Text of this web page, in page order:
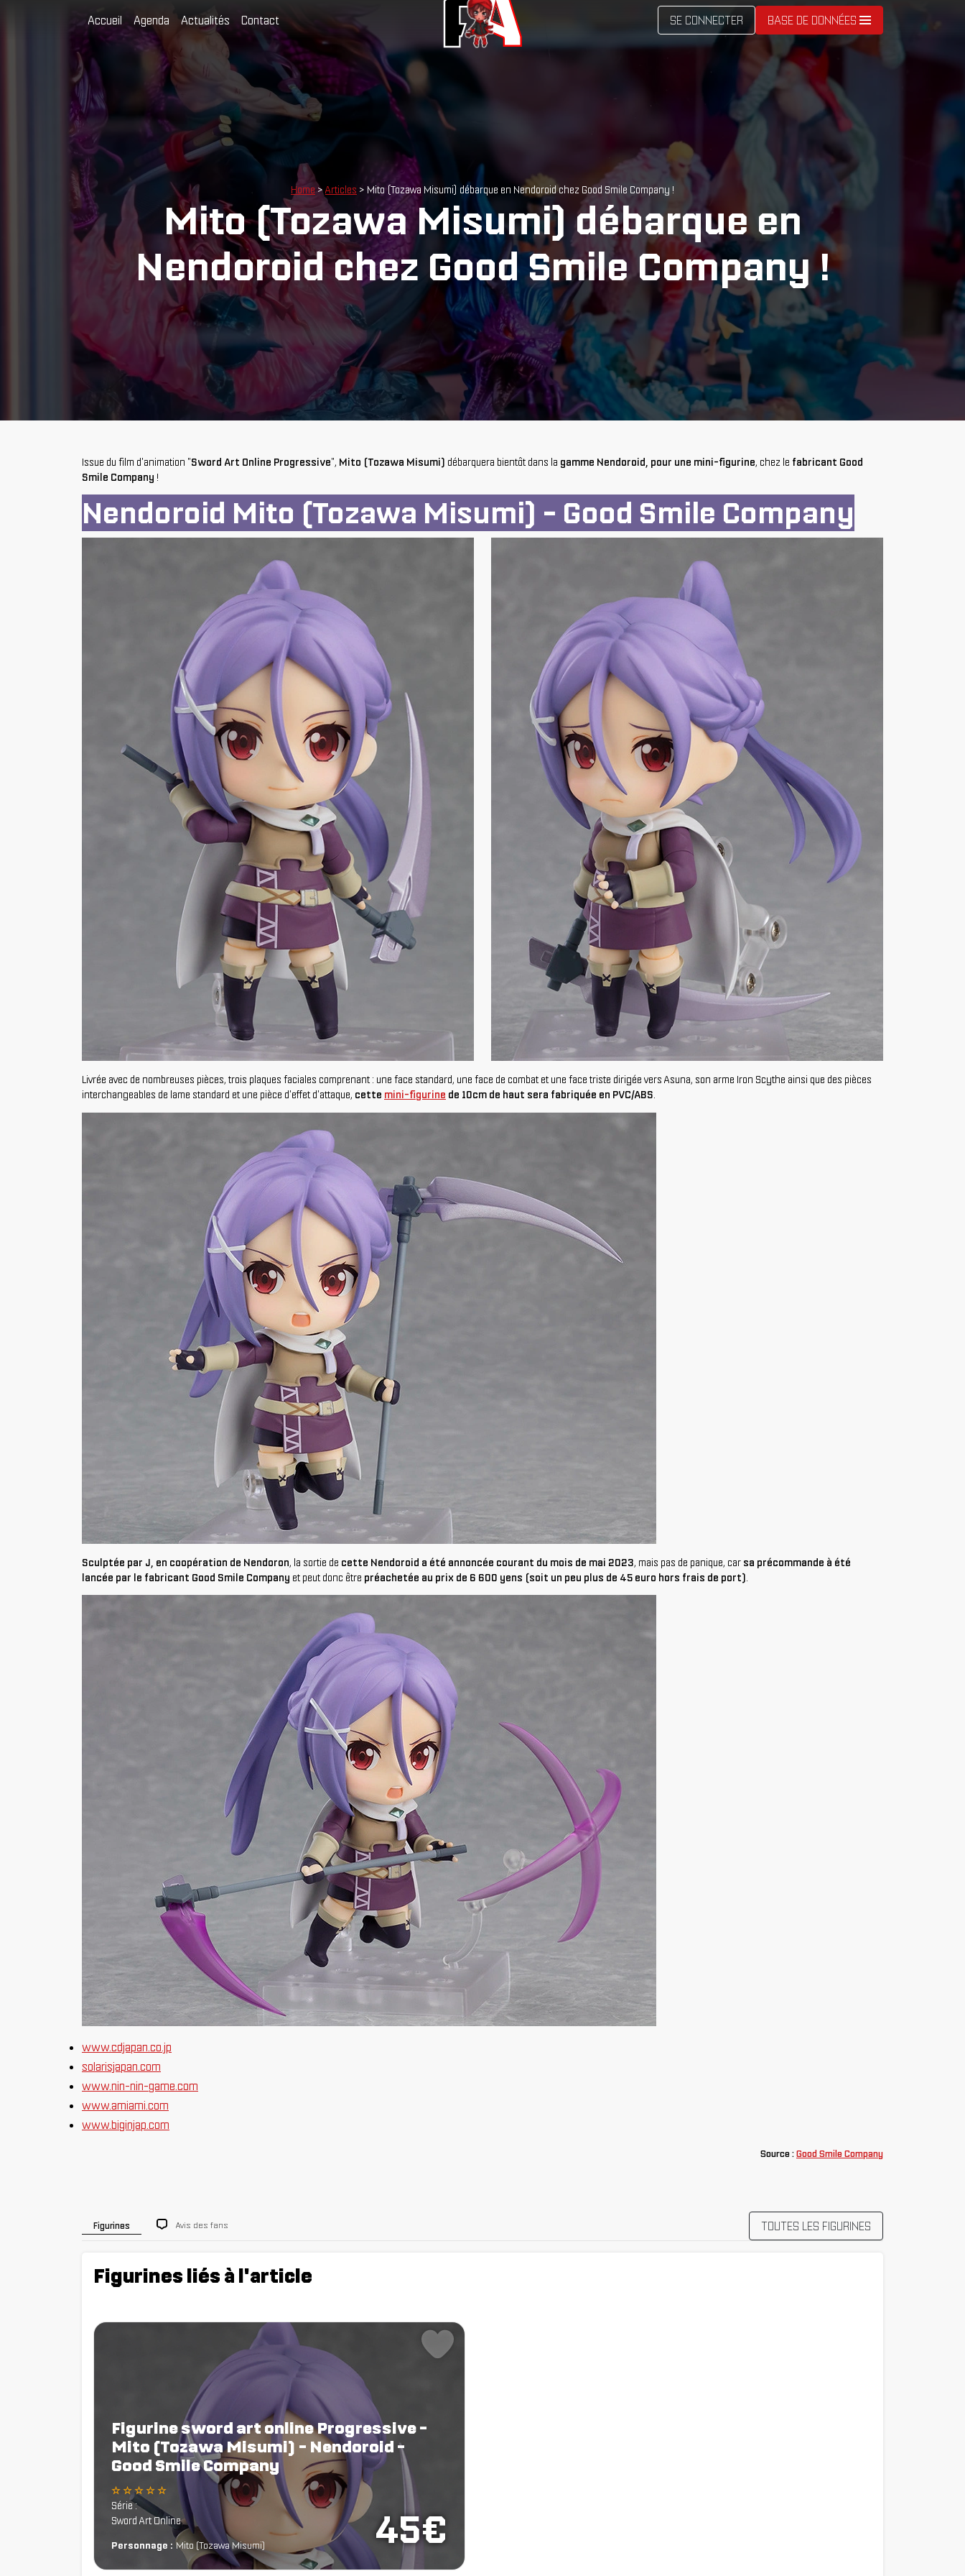
Accueil Agenda Actualités Contact SE CONNECTER BASE DE DONNÉES
Home >Articles > Mito (Tozawa Misumi) débarque en Nendoroid chez Good Smile Company !
Mito (Tozawa Misumi) débarque en
Nendoroid chez Good Smile Company !
Issue du film d'animation "Sword Art Online Progressive", Mito (Tozawa Misumi) débarquera bientôt dans la gamme Nendoroid, pour une mini-figurine, chez le fabricant Good
Smile Company !
Nendoroid Mito (Tozawa Misumi) - Good Smile Company
Livrée avec de nombreuses pièces, trois plaques faciales comprenant : une face standard, une face de combat et une face triste dirigée vers Asuna, son arme Iron Scythe ainsi que des pièces
interchangeables de lame standard et une pièce d'effet d'attaque, cette mini-figurine de 10cm de haut sera fabriquée en PVC/ABS.
Sculptée par J, en coopération de Nendoron, la sortie de cette Nendoroid a été annoncée courant du mois de mai 2023, mais pas de panique, car sa précommande à été
lancée par le fabricant Good Smile Company et peut donc être préachetée au prix de 6 600 yens (soit un peu plus de 45 euro hors frais de port).
www.cdjapan.co.jp
solarisjapan.com
www.nin-nin-game.com
www.amiami.com
www.biginjap.com
Source :Good Smile Company
Figurines Avis des fans TOUTES LES FIGURINES
Figurines liés à l'article
45€
Figurine sword art online Progressive -
Mito (Tozawa Misumi) - Nendoroid -
Good Smile Company
☆ ☆ ☆ ☆ ☆
Série :
Sword Art Online
Personnage : Mito (Tozawa Misumi)